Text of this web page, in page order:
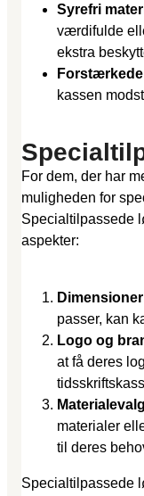
Syrefri
værdifulde
ekstra
kassen
For dem, der har
muligheden for
Specialtilpassede
aspekter:
passer, kan
Logo og
at få deres
materialer
til deres
Specialtilpassede